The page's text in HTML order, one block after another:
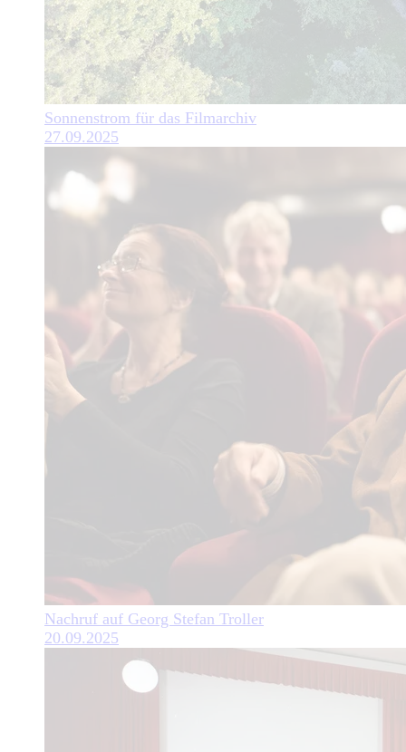
Sonnenstrom für das Filmarchiv
27.09.2025
Nachruf auf Georg Stefan Troller
20.09.2025